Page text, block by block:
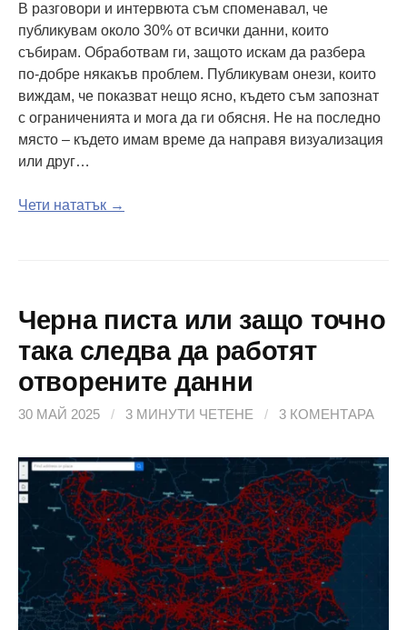
В разговори и интервюта съм споменавал, че
публикувам около 30% от всички данни, които
събирам. Обработвам ги, защото искам да разбера
по-добре някакъв проблем. Публикувам онези, които
виждам, че показват нещо ясно, където съм запознат
с ограниченията и мога да ги обясня. Не на последно
място – където имам време да направя визуализация
или друг…
Чети нататък →
Черна писта или защо точно
така следва да работят
отворените данни
30 МАЙ 2025 / 3 МИНУТИ ЧЕТЕНЕ / 3 КОМЕНТАРА